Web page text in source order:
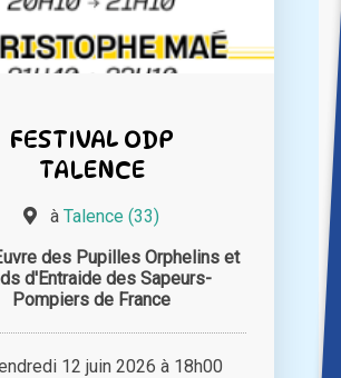
FESTIVAL ODP
TALENCE
à Talence (33)
des Pupilles Orphelins et
d'Entraide des Sapeurs-
Pompiers de France
12 juin 2026 à 18h00